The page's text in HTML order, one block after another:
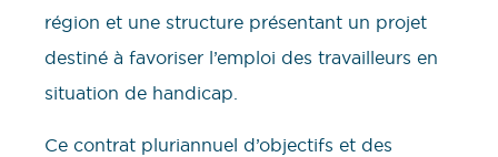
région et une structure présentant un projet
destiné à favoriser l’emploi des travailleurs en
situation de handicap.
Ce contrat pluriannuel d’objectifs et des